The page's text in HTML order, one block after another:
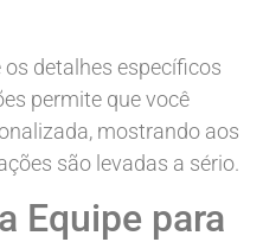
detalhes específicos
permite que você
mostrando aos
são levadas a sério.
Equipe para